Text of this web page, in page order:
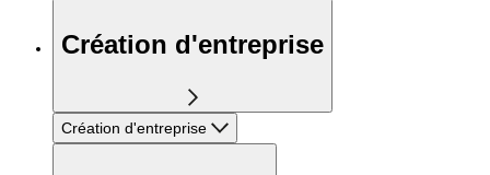
Création d'entreprise
Création d'entreprise